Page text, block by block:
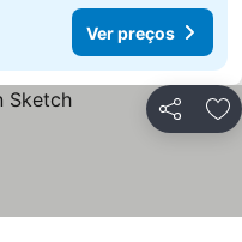
Ver preços
Partilhar